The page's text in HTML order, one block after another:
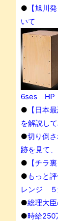
● 【旭川
いて
6ses HP
● 【日本
を解説して
●切り倒
跡を見て
● 【チラ
●もっと
レンジ ５
●総理大
●時給250